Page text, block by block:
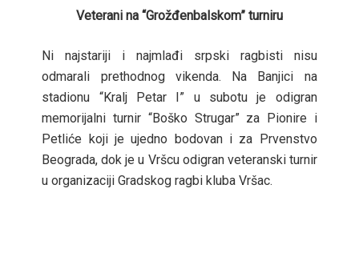
Veterani na “Grožđenbalskom” turniru
Ni najstariji i najmlađi srpski ragbisti nisu
odmarali prethodnog vikenda. Na Banjici na
stadionu “Kralj Petar I” u subotu je odigran
memorijalni turnir “Boško Strugar” za Pionire i
Petliće koji je ujedno bodovan i za Prvenstvo
Beograda, dok je u Vršcu odigran veteranski turnir
u organizaciji Gradskog ragbi kluba Vršac.